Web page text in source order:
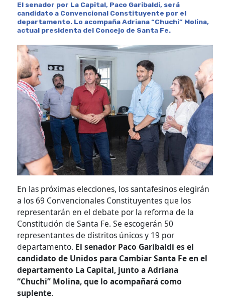
El senador por La Capital, Paco Garibaldi, será
candidato a Convencional Constituyente por el
departamento. Lo acompaña Adriana “Chuchi” Molina,
actual presidenta del Concejo de Santa Fe.
En las próximas elecciones, los santafesinos elegirán
a los 69 Convencionales Constituyentes que los
representarán en el debate por la reforma de la
Constitución de Santa Fe. Se escogerán 50
representantes de distritos únicos y 19 por
departamento. El senador Paco Garibaldi es el
candidato de Unidos para Cambiar Santa Fe en el
departamento La Capital, junto a Adriana
“Chuchi” Molina, que lo acompañará como
suplente.